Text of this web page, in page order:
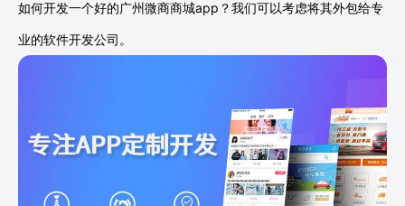
如何开发一个好的广州微商商城app？我们可以考虑将其外包给专
业的软件开发公司。